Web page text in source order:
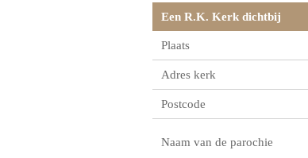
Een R.K. Kerk dichtbij
Plaats
Adres kerk
Postcode
Naam van de parochie